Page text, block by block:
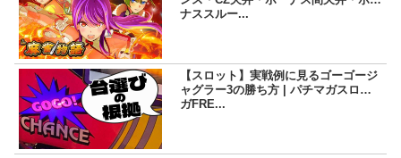
ナススルー...
【スロット】実戦例に見るゴーゴージ
ャグラー3の勝ち方 | パチマガスロマ
ガFRE...